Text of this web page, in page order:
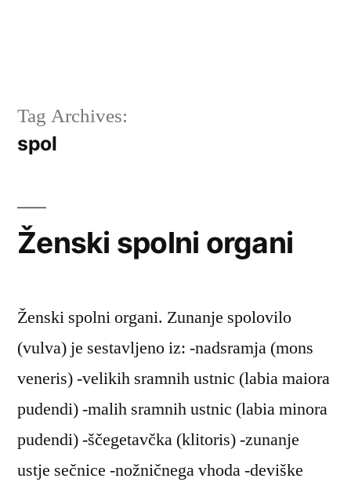
Tag Archives:
spol
Ženski spolni organi
Ženski spolni organi. Zunanje spolovilo
(vulva) je sestavljeno iz: -nadsramja (mons
veneris) -velikih sramnih ustnic (labia maiora
pudendi) -malih sramnih ustnic (labia minora
pudendi) -ščegetavčka (klitoris) -zunanje
ustje sečnice -nožničnega vhoda -deviške